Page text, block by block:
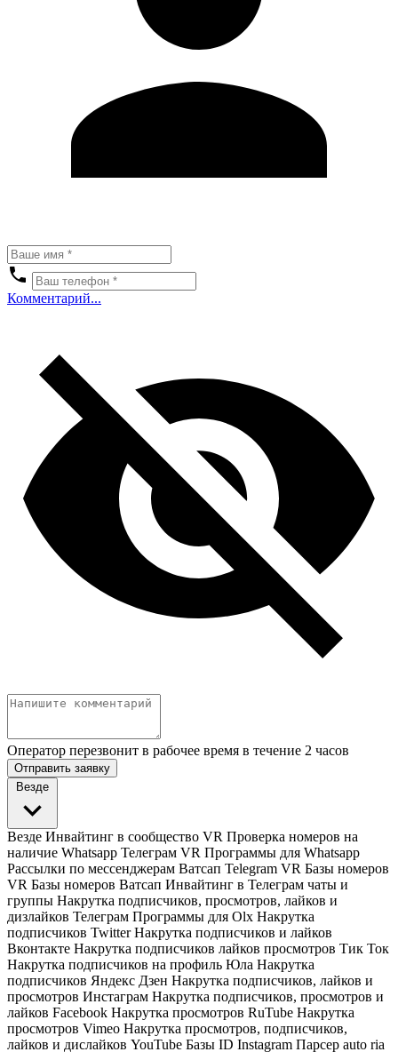
Комментарий...
Оператор перезвонит в рабочее время в течение 2 часов
Отправить заявку
Везде
Везде Инвайтинг в сообщество VR Проверка номеров на
наличие Whatsapp Телеграм VR Программы для Whatsapp
Рассылки по мессенджерам Ватсап Telegram VR Базы номеров
VR Базы номеров Ватсап Инвайтинг в Телеграм чаты и
группы Накрутка подписчиков, просмотров, лайков и
дизлайков Телеграм Программы для Olx Накрутка
подписчиков Twitter Накрутка подписчиков и лайков
Вконтакте Накрутка подписчиков лайков просмотров Тик Ток
Накрутка подписчиков на профиль Юла Накрутка
подписчиков Яндекс Дзен Накрутка подписчиков, лайков и
просмотров Инстаграм Накрутка подписчиков, просмотров и
лайков Facebook Накрутка просмотров RuTube Накрутка
просмотров Vimeo Накрутка просмотров, подписчиков,
лайков и дислайков YouTube Базы ID Instagram Парсер auto ria